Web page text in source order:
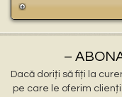
–
Dacă doriți să fiți la
pe care le oferim